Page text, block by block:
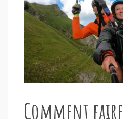
Comment